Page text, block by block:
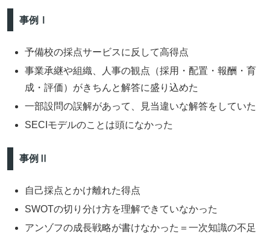
事例Ⅰ
予備校の採点サービスに反して高得点
事業承継や組織、人事の観点（採用・配置・報酬・育
成・評価）がきちんと解答に盛り込めた
一部設問の誤解があって、見当違いな解答をしていた
SECIモデルのことは頭になかった
事例Ⅱ
自己採点とかけ離れた得点
SWOTの切り分け方を理解できていなかった
アンゾフの成長戦略が書けなかった＝一次知識の不足